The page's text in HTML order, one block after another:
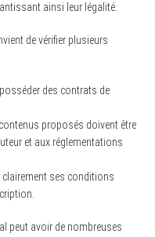
ainsi leur légalité.
de vérifier plusieurs
posséder des contrats de
contenus proposés doivent être
et aux réglementations
clairement ses conditions
peut avoir de nombreuses